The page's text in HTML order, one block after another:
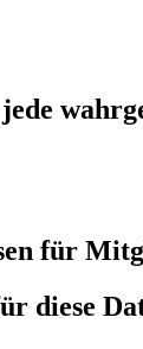
für
diese